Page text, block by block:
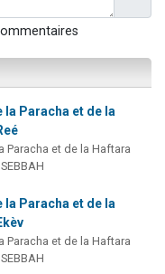
la Paracha et de la
Paracha et de la Haftara
la Paracha et de la
Paracha et de la Haftara